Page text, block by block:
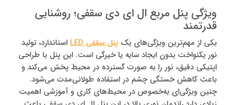
ویژگی‌ پنل مربع ال ای دی سقفی؛ روشنایی
قدرتمند
یکی از مهم‌ترین ویژگی‌های یک پنل سقفی LED
استاندارد، تولید
نور یکنواخت بدون ایجاد سایه یا خیرگی است. این پنل با طراحی
اپتیکی دقیق، نور را به صورت گسترده در محیط پخش می‌کند و
باعث کاهش خستگی چشم در استفاده طولانی‌مدت می‌شود.
چنین ویژگی‌ای به‌خصوص در محیط‌های کاری و آموزشی اهمیت